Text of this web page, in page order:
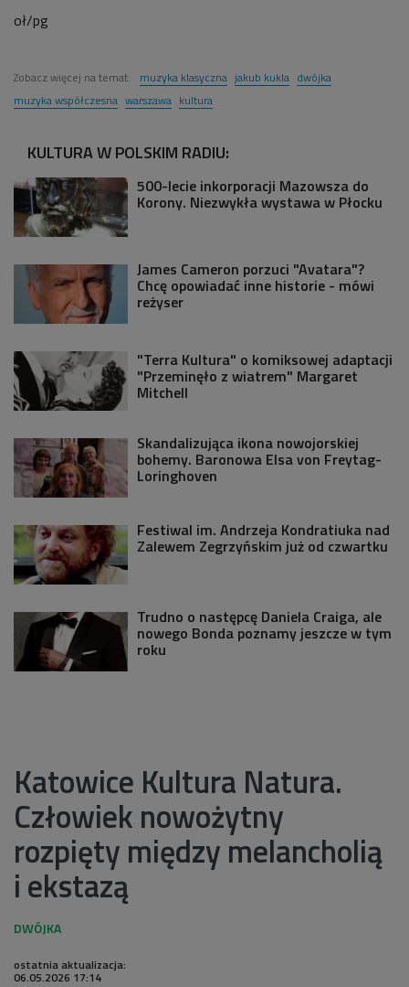
oł/pg
Zobacz więcej na temat: muzyka klasyczna jakub kukla dwójka
muzyka współczesna warszawa kultura
KULTURA W POLSKIM RADIU:
500-lecie inkorporacji Mazowsza do
Korony. Niezwykła wystawa w Płocku
James Cameron porzuci "Avatara"?
Chcę opowiadać inne historie - mówi
reżyser
"Terra Kultura" o komiksowej adaptacji
"Przeminęło z wiatrem" Margaret
Mitchell
Skandalizująca ikona nowojorskiej
bohemy. Baronowa Elsa von Freytag-
Loringhoven
Festiwal im. Andrzeja Kondratiuka nad
Zalewem Zegrzyńskim już od czwartku
Trudno o następcę Daniela Craiga, ale
nowego Bonda poznamy jeszcze w tym
roku
Katowice Kultura Natura.
Człowiek nowożytny
rozpięty między melancholią
i ekstazą
ostatnia aktualizacja:
06.05.2026 17:14